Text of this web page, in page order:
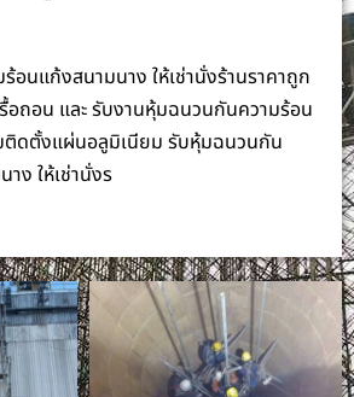
นแก้งสนามนาง ให้เช่านั่งร้านราคาถูก
ถอน และ รับงานหุ้มฉนวนกันความร้อน
ติดตั้งแผ่นอลูมิเนียม รับหุ้มฉนวนกัน
ง ให้เช่านั่งร